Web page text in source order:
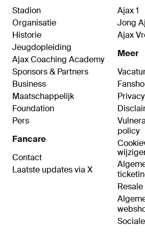
Stadion
Organisatie
Historie
Jeugdopleiding
Ajax Coaching Academy
Sponsors & Partners
Business
Maatschappelijk
Foundation
Pers
Fancare
Contact
Laatste updates via X
Ajax 1
Jong
Ajax
Meer
Privacy
policy